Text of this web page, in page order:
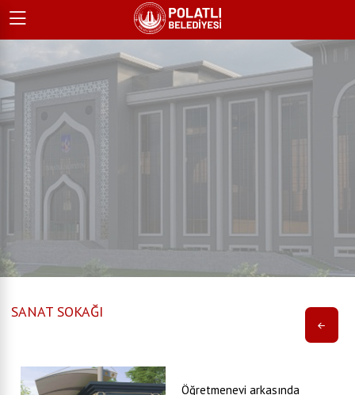
SANAT SOKAĞI
Öğretmenevi arkasında